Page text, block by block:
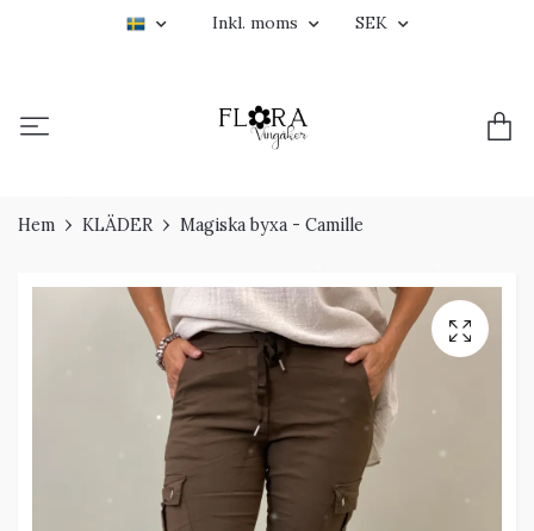
Inkl. moms SEK
Hem KLÄDER Magiska byxa - Camille